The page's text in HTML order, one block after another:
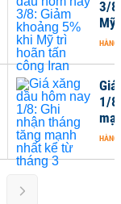
3/
Mỹ
HÀNG
Giá
1/
HÀNG